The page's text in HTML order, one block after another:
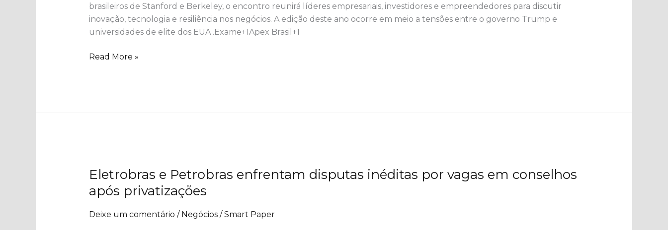
brasileiros de Stanford e Berkeley, o encontro reunirá líderes empresariais, investidores e empreendedores para discutir
inovação, tecnologia e resiliência nos negócios. A edição deste ano ocorre em meio a tensões entre o governo Trump e
universidades de elite dos EUA .​Exame+1Apex Brasil+1
Read More »
Eletrobras e Petrobras enfrentam disputas inéditas por vagas em conselhos
após privatizações
Deixe um comentário / Negócios/Smart Paper
e
Petrobras
enfrentam
disputas